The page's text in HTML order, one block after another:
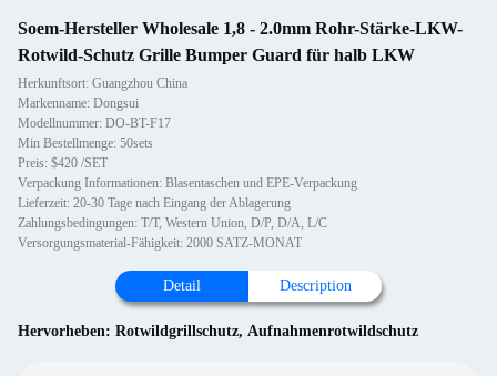
Soem-Hersteller Wholesale 1,8 - 2.0mm Rohr-Stärke-LKW-
Rotwild-Schutz Grille Bumper Guard für halb LKW
Herkunftsort: Guangzhou China
Markenname: Dongsui
Modellnummer: DO-BT-F17
Min Bestellmenge: 50sets
Preis: $420 /SET
Verpackung Informationen: Blasentaschen und EPE-Verpackung
Lieferzeit: 20-30 Tage nach Eingang der Ablagerung
Zahlungsbedingungen: T/T, Western Union, D/P, D/A, L/C
Versorgungsmaterial-Fähigkeit: 2000 SATZ-MONAT
Detail Description
Hervorheben: Rotwildgrillschutz, Aufnahmenrotwildschutz